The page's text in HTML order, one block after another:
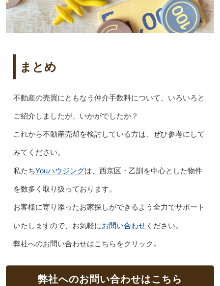
まとめ
不動産の売買にともなう仲介手数料について、いろいろと
ご紹介しましたが、いかがでしたか？
これから不動産売却を検討している方は、ぜひ参考にして
みてください。
私たちYouハウジングは、西京区・乙訓を中心とした物件
を数多く取り扱っております。
お客様に寄り添ったお家探しができるよう全力でサポート
いたしますので、お気軽にお問い合わせください。
弊社へのお問い合わせはこちらをクリック↓
弊社へのお問い合わせはこちら